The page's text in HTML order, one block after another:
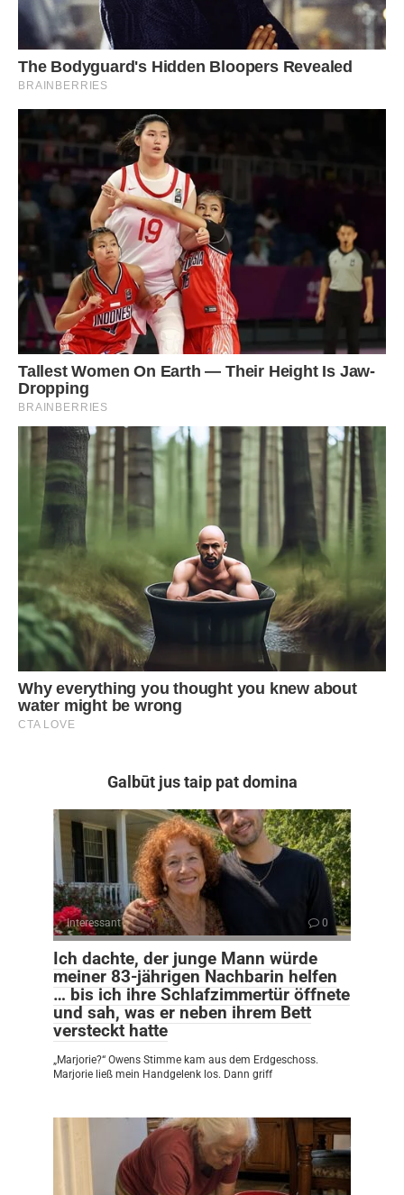
Galbūt jus taip pat domina
Interessant 0
Ich dachte, der junge Mann würde
meiner 83-jährigen Nachbarin helfen
… bis ich ihre Schlafzimmertür öffnete
und sah, was er neben ihrem Bett
versteckt hatte
„Marjorie?“ Owens Stimme kam aus dem Erdgeschoss.
Marjorie ließ mein Handgelenk los. Dann griff